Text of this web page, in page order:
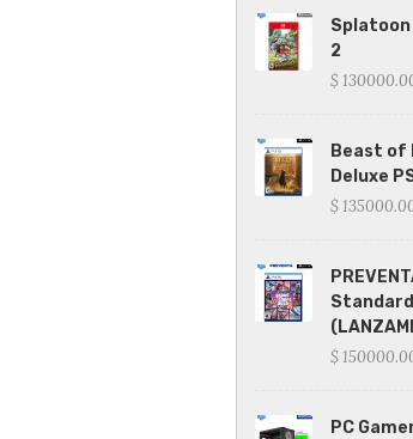
2
$
Beast of
Deluxe
$
$
PC